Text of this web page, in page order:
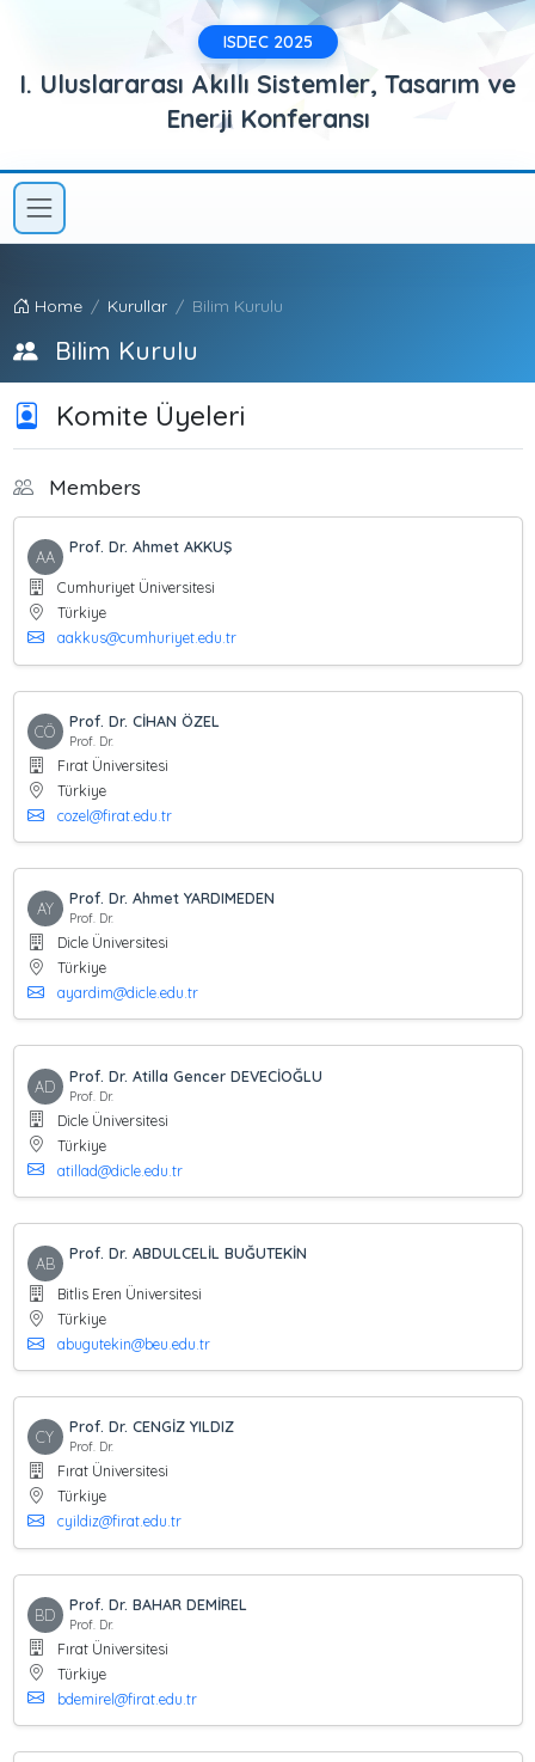
ISDEC 2025
I. Uluslararası Akıllı Sistemler, Tasarım ve
Enerji Konferansı
Home Kurullar Bilim Kurulu
Bilim Kurulu
Komite Üyeleri
Members
AA
Prof. Dr. Ahmet AKKUŞ
Cumhuriyet Üniversitesi
Türkiye
aakkus@cumhuriyet.edu.tr
CÖ
Prof. Dr. CİHAN ÖZEL
Prof. Dr.
Fırat Üniversitesi
Türkiye
cozel@firat.edu.tr
AY
Prof. Dr. Ahmet YARDIMEDEN
Prof. Dr.
Dicle Üniversitesi
Türkiye
ayardim@dicle.edu.tr
AD
Prof. Dr. Atilla Gencer DEVECİOĞLU
Prof. Dr.
Dicle Üniversitesi
Türkiye
atillad@dicle.edu.tr
AB
Prof. Dr. ABDULCELİL BUĞUTEKİN
Bitlis Eren Üniversitesi
Türkiye
abugutekin@beu.edu.tr
CY
Prof. Dr. CENGİZ YILDIZ
Prof. Dr.
Fırat Üniversitesi
Türkiye
cyildiz@firat.edu.tr
BD
Prof. Dr. BAHAR DEMİREL
Prof. Dr.
Fırat Üniversitesi
Türkiye
bdemirel@firat.edu.tr